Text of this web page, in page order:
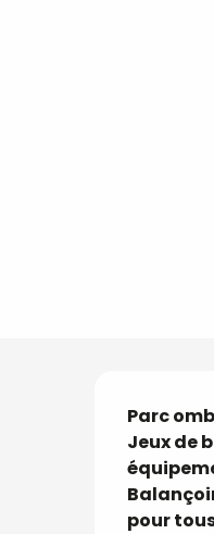
Parc
Jeux de
pour